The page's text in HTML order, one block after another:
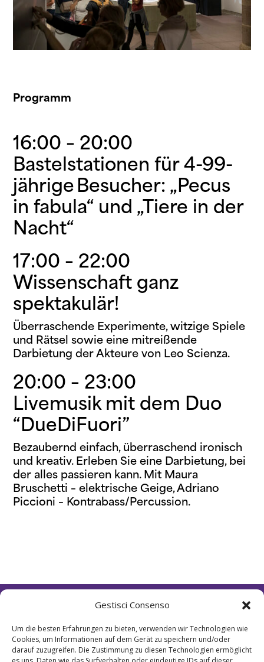
Gestisci Consenso
Um die besten Erfahrungen zu bieten, verwenden wir Technologien wie
Cookies, um Informationen auf dem Gerät zu speichern und/oder
darauf zuzugreifen. Die Zustimmung zu diesen Technologien ermöglicht
Programm
16:00 – 20:00
Bastelstationen für 4-99-
jährige Besucher: „Pecus
in fabula“ und „Tiere in der
Nacht“
17:00 – 22:00
Wissenschaft ganz
spektakulär!
Überraschende Experimente, witzige Spiele
und Rätsel sowie eine mitreißende
Darbietung der Akteure von Leo Scienza.
20:00 – 23:00
Livemusik mit dem Duo
“DueDiFuori”
Bezaubernd einfach, überraschend ironisch
und kreativ. Erleben Sie eine Darbietung, bei
der alles passieren kann. Mit Maura
Bruschetti – elektrische Geige, Adriano
Piccioni – Kontrabass/Percussion.
Programmübersicht
Karte
Cookie Policy